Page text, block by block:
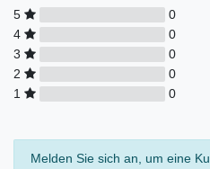
5
0
4
0
3
0
2
0
1
0
Melden Sie sich an, um eine